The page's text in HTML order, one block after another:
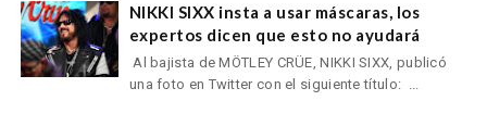
NIKKI SIXX insta a usar máscaras, los
expertos dicen que esto no ayudará
Al bajista de MÖTLEY CRÜE, NIKKI SIXX, publicó
una foto en Twitter con el siguiente título: ...